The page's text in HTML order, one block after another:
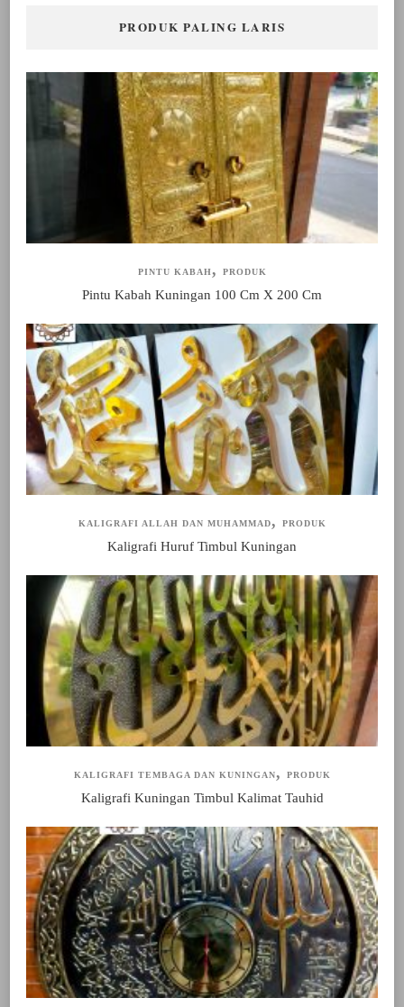
PRODUK PALING LARIS
PINTU KABAH PRODUK
Pintu Kabah Kuningan 100 Cm X 200 Cm
KALIGRAFI ALLAH DAN MUHAMMAD PRODUK
Kaligrafi Huruf Timbul Kuningan
KALIGRAFI TEMBAGA DAN KUNINGAN PRODUK
Kaligrafi Kuningan Timbul Kalimat Tauhid